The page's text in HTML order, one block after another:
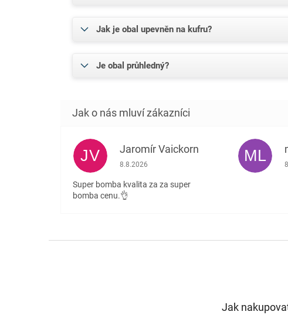
Jak je obal upevněn na kufru?
Je obal průhledný?
JV Jaromír Vaickorn
Hodnocení obchodu je 5 z 5 hvězdiček.
8.8.2026
Super bomba kvalita za za super
bomba cenu.👌
ML
Jak